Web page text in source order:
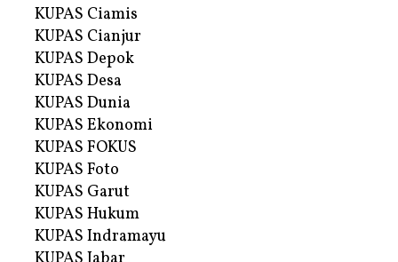
KUPAS Ciamis
KUPAS Cianjur
KUPAS Depok
KUPAS Desa
KUPAS Dunia
KUPAS Ekonomi
KUPAS FOKUS
KUPAS Foto
KUPAS Garut
KUPAS Hukum
KUPAS Indramayu